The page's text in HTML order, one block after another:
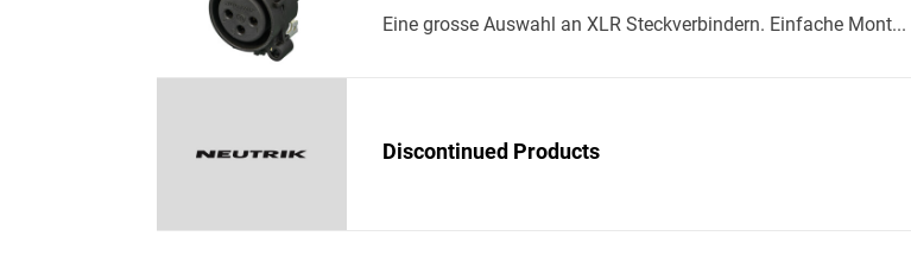
Eine grosse Auswahl an XLR Steckverbindern. Einfache Mont...
Discontinued Products